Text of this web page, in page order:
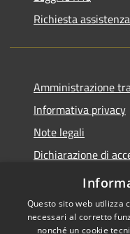
Richiesta assistenza
Amministrazione
Informativa privacy
Note legali
Dichiarazione di
Piano di
Questo sito web utilizza
necessari al corretto
nonché un cookie